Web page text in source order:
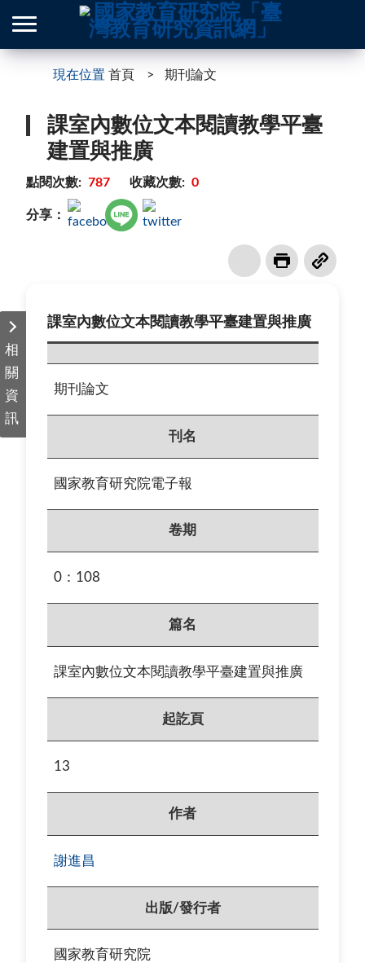
現在位置 首頁 期刊論文
課室內數位文本閱讀教學平臺
建置與推廣
點閱次數: 787 收藏次數: 0
分享：
相
關
資
訊
課室內數位文本閱讀教學平臺建置與推廣
期刊論文
刊名
國家教育研究院電子報
卷期
0：108
篇名
課室內數位文本閱讀教學平臺建置與推廣
起訖頁
13
作者
謝進昌
出版/發行者
國家教育研究院